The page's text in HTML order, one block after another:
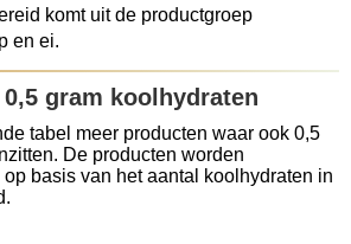
komt uit de productgroep
en ei.
gram koolhydraten
tabel meer producten waar ook 0,5
De producten worden
basis van het aantal koolhydraten in